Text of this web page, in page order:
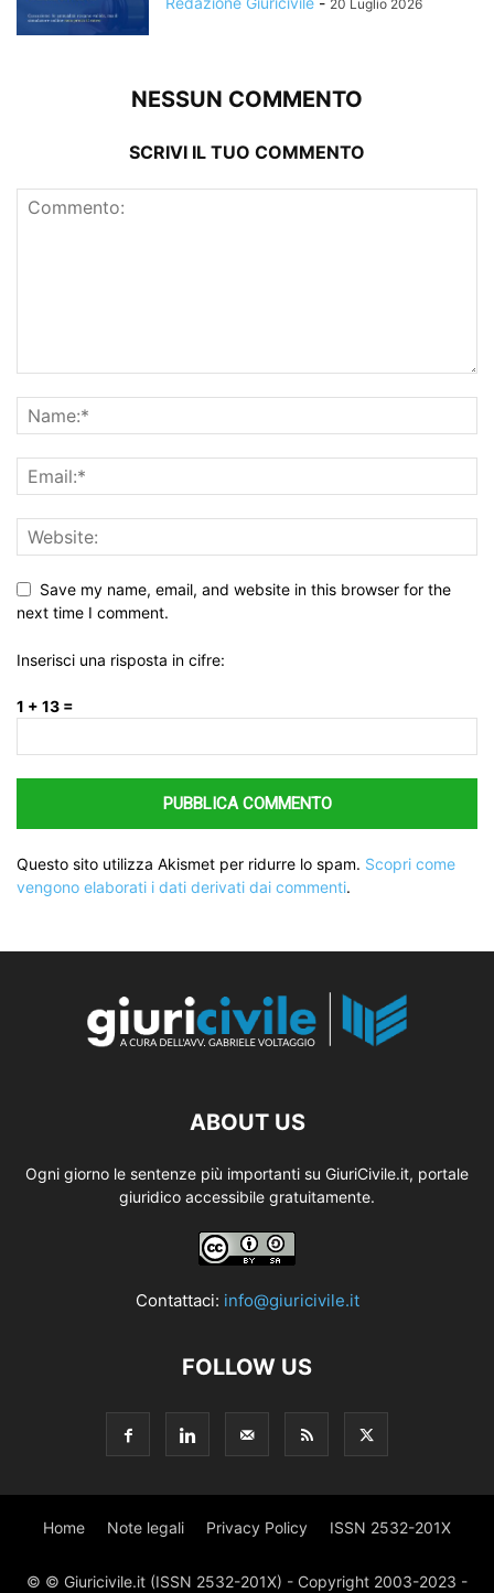
20 Luglio 2026
NESSUN COMMENTO
SCRIVI IL TUO COMMENTO
Save my name, email, and website in this browser for the
next time I comment.
Inserisci una risposta in cifre:
1 + 13 =
Questo sito utilizza Akismet per ridurre lo spam. Scopri come
vengono elaborati i dati derivati dai commenti.
ABOUT US
Ogni giorno le sentenze più importanti su GiuriCivile.it, portale
giuridico accessibile gratuitamente.
Contattaci: info@giuricivile.it
FOLLOW US
Home Note legali Privacy Policy ISSN 2532-201X
© © Giuricivile.it (ISSN 2532-201X) - Copyright 2003-2023 -